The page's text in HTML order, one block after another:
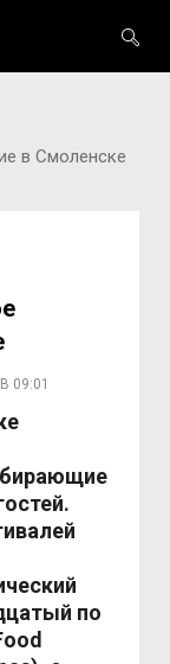
в Смоленске
09:01
по